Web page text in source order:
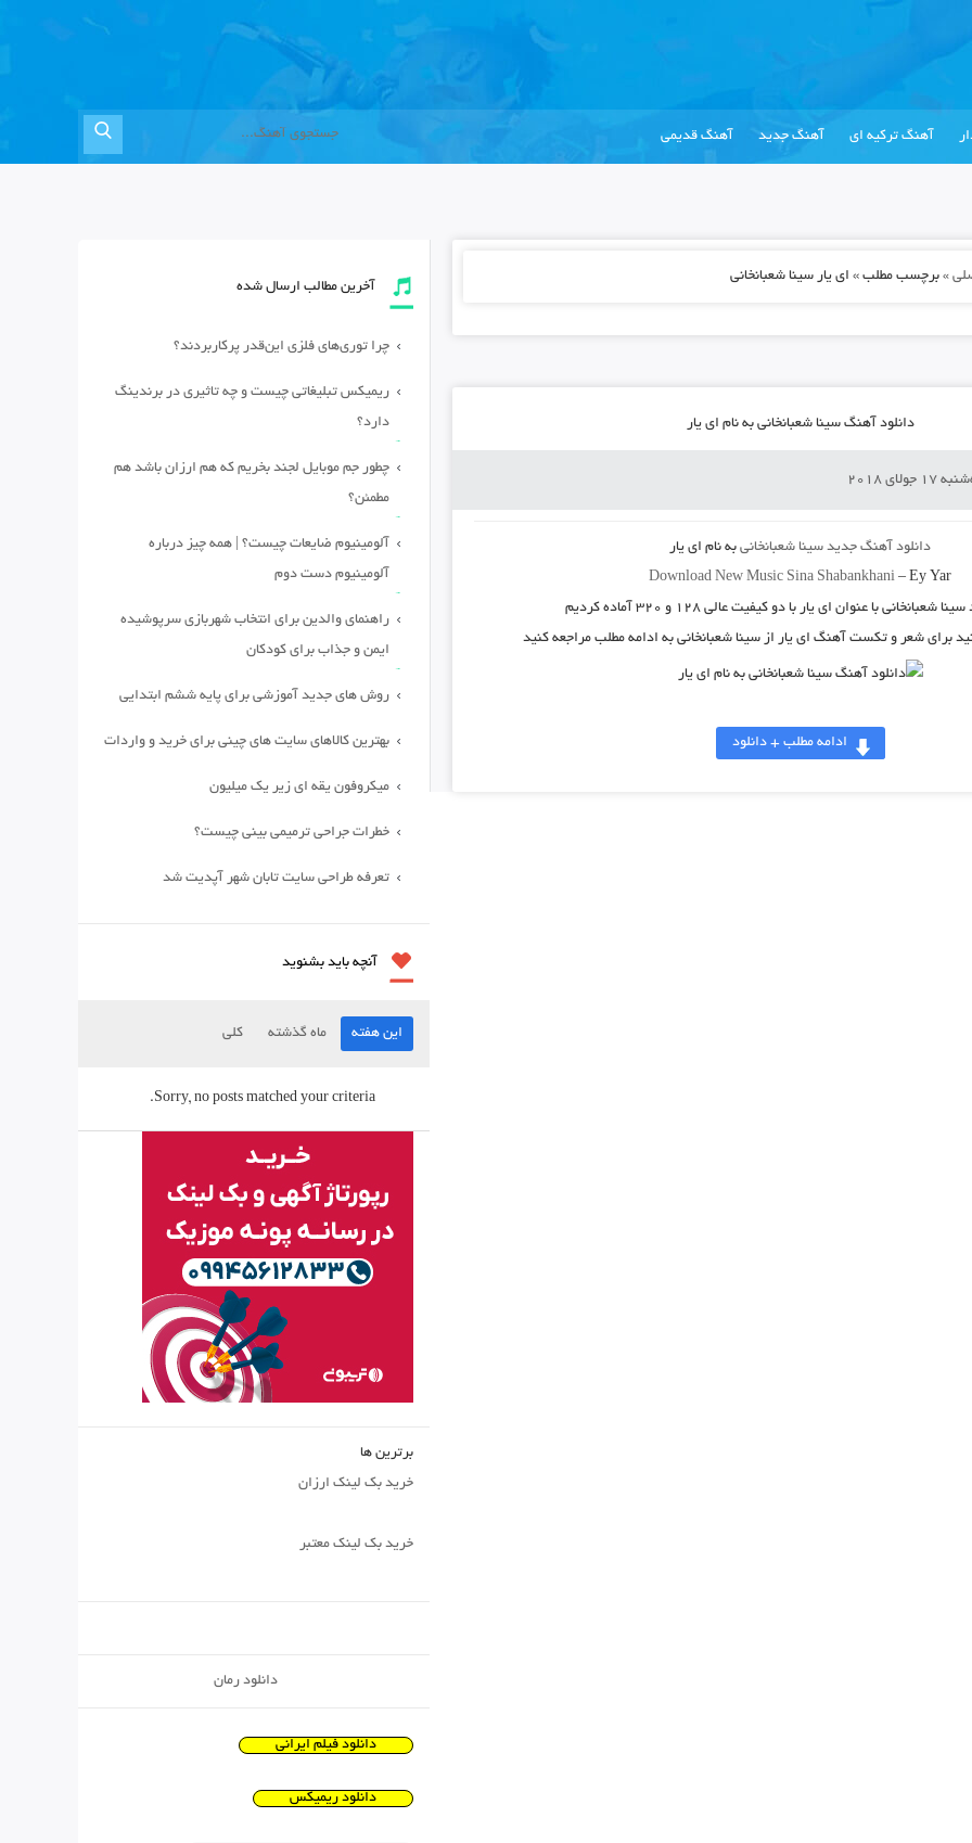
آهنگ ترکیه ای آهنگ جدید آهنگ قدیمی
» برچسب مطلب » ای یار سینا شعبانخانی
دانلود آهنگ سینا شعبانخانی به نام ای یار
جولای 2018
دانلود آهنگ جدید سینا شعبانخانیبه نام ای یار
Download New Music Sina Shabankhani –Ey Yar
سینا شعبانخانیبا عنوان ای یار با دو کیفیت عالی ۱۲۸ و ۳۲۰ آماده کردیم
برای شعر و تکست آهنگ ای یار از سینا شعبانخانی به ادامه مطلب مراجعه کنید
ادامه مطلب + دانلود
آخرین مطالب ارسال شده
چرا توری‌های فلزی این‌قدر پرکاربردند؟
ریمیکس تبلیغاتی چیست و چه تاثیری در برندینگ
دارد؟
چطور جم موبایل لجند بخریم که هم ارزان باشد هم
مطمئن؟
آلومینیوم ضایعات چیست؟ | همه چیز درباره
آلومینیوم دست دوم
راهنمای والدین برای انتخاب شهربازی سرپوشیده
ایمن و جذاب برای کودکان
روش های جدید آموزشی برای پایه ششم ابتدایی
بهترین کالاهای سایت های چینی برای خرید و واردات
میکروفون یقه ای زیر یک میلیون
خطرات جراحی ترمیمی بینی چیست؟
تعرفه طراحی سایت تابان شهر آپدیت شد
آنچه باید بشنوید
این هفته ماه گذشته کلی
Sorry, no posts matched your criteria.
برترین ها
خرید بک لینک ارزان
خرید بک لینک معتبر
دانلود رمان
دانلود فیلم ایرانی
دانلود ریمیکس